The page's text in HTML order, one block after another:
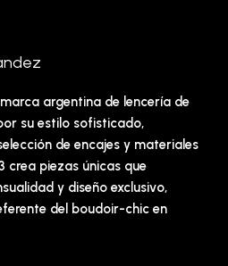
argentina de lencería de
su estilo sofisticado,
de encajes y materiales
crea piezas únicas que
y diseño exclusivo,
del boudoir-chic en